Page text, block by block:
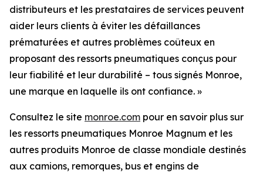
distributeurs et les prestataires de services peuvent
aider leurs clients à éviter les défaillances
prématurées et autres problèmes coûteux en
proposant des ressorts pneumatiques conçus pour
leur fiabilité et leur durabilité – tous signés Monroe,
une marque en laquelle ils ont confiance. »
Consultez le site monroe.com pour en savoir plus sur
les ressorts pneumatiques Monroe Magnum et les
autres produits Monroe de classe mondiale destinés
aux camions, remorques, bus et engins de